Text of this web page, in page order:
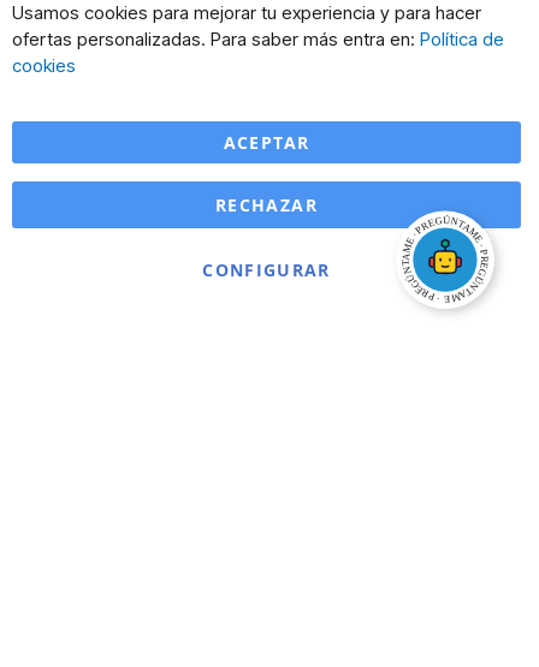
Usamos cookies para mejorar tu experiencia y para hacer
ofertas personalizadas. Para saber más entra en: Política de
cookies
ACEPTAR
CONFIGURAR
RECHAZAR